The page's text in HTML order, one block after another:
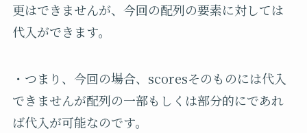
更はできませんが、今回の配列の要素に対しては
代入ができます。
・つまり、今回の場合、scoresそのものには代入
できませんが配列の一部もしくは部分的にであれ
ば代入が可能なのです。